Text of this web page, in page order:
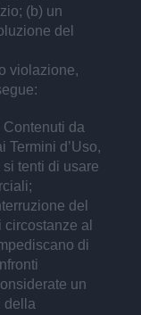
(b) un
del
violazione,
da
Termini d’Uso,
tenti di usare
del
al
di
un
della